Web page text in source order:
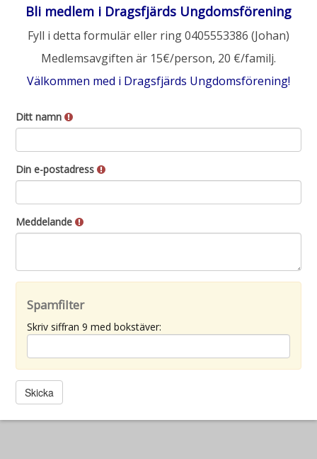
Bli medlem i Dragsfjärds Ungdomsförening
Fyll i detta formulär eller ring 0405553386 (Johan)
Medlemsavgiften är 15€/person, 20 €/familj.
Välkommen med i Dragsfjärds Ungdomsförening!
Ditt namn
Din e-postadress
Meddelande
Spamfilter
Skriv siffran 9 med bokstäver: